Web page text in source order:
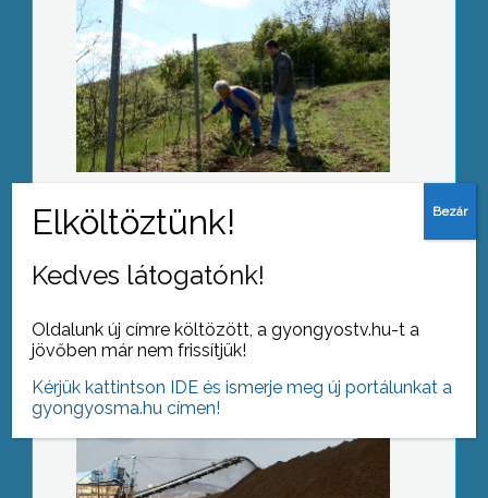
Eszméletlenre vertek egy férfit egy
gyöngyösi diszkóban
Újraindult az energiatermelés a
Kedves látogatónk!
Oldalunk új címre költözött, a gyongyostv.hu-t a
jövőben már nem frissítjük!
Kérjük kattintson IDE és ismerje meg új portálunkat a
gyongyosma.hu címen!